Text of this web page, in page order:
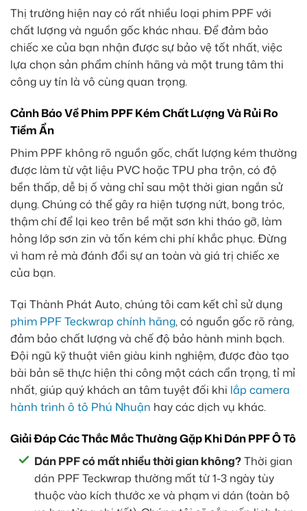
Thị trường hiện nay có rất nhiều loại phim PPF với
chất lượng và nguồn gốc khác nhau. Để đảm bảo
chiếc xe của bạn nhận được sự bảo vệ tốt nhất, việc
lựa chọn sản phẩm chính hãng và một trung tâm thi
công uy tín là vô cùng quan trọng.
Cảnh Báo Về Phim PPF Kém Chất Lượng Và Rủi Ro
Tiềm Ẩn
Phim PPF không rõ nguồn gốc, chất lượng kém thường
được làm từ vật liệu PVC hoặc TPU pha trộn, có độ
bền thấp, dễ bị ố vàng chỉ sau một thời gian ngắn sử
dụng. Chúng có thể gây ra hiện tượng nứt, bong tróc,
thậm chí để lại keo trên bề mặt sơn khi tháo gỡ, làm
hỏng lớp sơn zin và tốn kém chi phí khắc phục. Đừng
vì ham rẻ mà đánh đổi sự an toàn và giá trị chiếc xe
của bạn.
Tại Thành Phát Auto, chúng tôi cam kết chỉ sử dụng
phim PPF Teckwrap chính hãng, có nguồn gốc rõ ràng,
đảm bảo chất lượng và chế độ bảo hành minh bạch.
Đội ngũ kỹ thuật viên giàu kinh nghiệm, được đào tạo
bài bản sẽ thực hiện thi công một cách cẩn trọng, tỉ mỉ
nhất, giúp quý khách an tâm tuyệt đối khi lắp camera
hành trình ô tô Phú Nhuận hay các dịch vụ khác.
Giải Đáp Các Thắc Mắc Thường Gặp Khi Dán PPF Ô Tô
Dán PPF có mất nhiều thời gian không?Thời gian
dán PPF Teckwrap thường mất từ 1-3 ngày tùy
thuộc vào kích thước xe và phạm vi dán (toàn bộ